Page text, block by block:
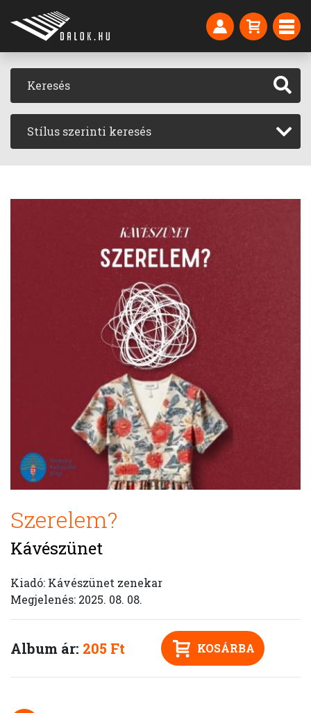
Stílus szerinti keresés
Szerelem?
Kávészünet
Kiadó: Kávészünet zenekar
Megjelenés: 2025. 08. 08.
Album ár: 205 Ft KOSÁRBA